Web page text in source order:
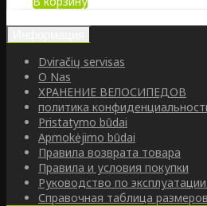
Dviračių servisas
O Nas
ХРАНЕНИЕ ВЕЛОСИПЕДОВ
политика
Pristatymo būdai
Apmokėjimo būdai
Правила возврата товара
Правила и условия покупки
Руководство по
Справочная таблица